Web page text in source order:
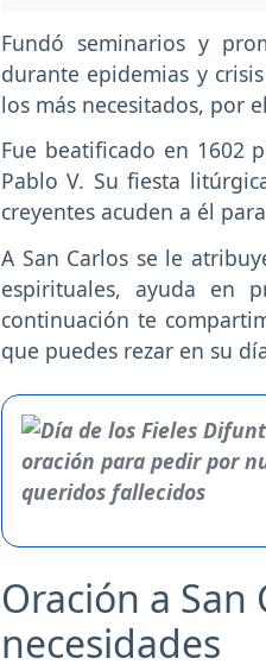
Fundó seminarios y
durante epidemias y crisis
los más necesitados, por
Fue beatificado en 1602
Pablo V. Su fiesta
creyentes acuden a él
A San Carlos se le
espirituales, ayuda en
continuación te
que puedes rezar en su
Oración a
necesidades